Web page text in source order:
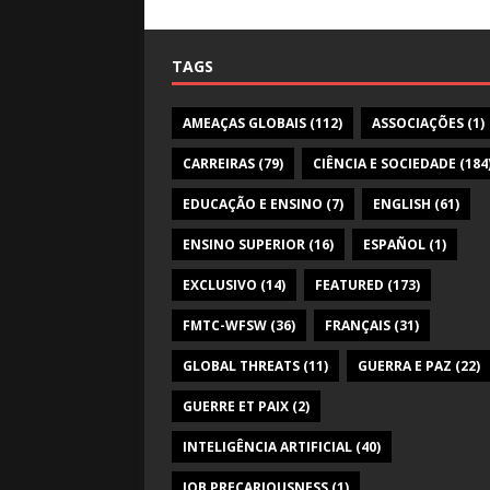
TAGS
AMEAÇAS GLOBAIS (112) ASSOCIAÇÕES (1)
CARREIRAS (79) CIÊNCIA E SOCIEDADE
EDUCAÇÃO E ENSINO (7) ENGLISH (61)
ENSINO SUPERIOR (16) ESPAÑOL (1)
EXCLUSIVO (14) FEATURED (173)
FMTC-WFSW (36) FRANÇAIS (31)
GLOBAL THREATS (11) GUERRA E PAZ (22)
GUERRE ET PAIX (2)
INTELIGÊNCIA ARTIFICIAL (40)